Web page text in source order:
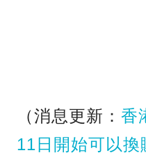
（消息更新： 香
11日開始可以